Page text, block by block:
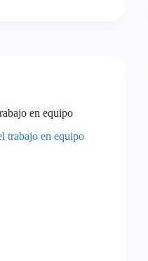
en equipo